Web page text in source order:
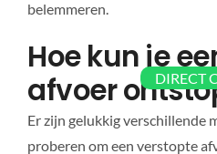
belemmeren.
Hoe kun je
afvoer
Er zijn gelukkig verschillende
proberen om een verstopte
DIRECT